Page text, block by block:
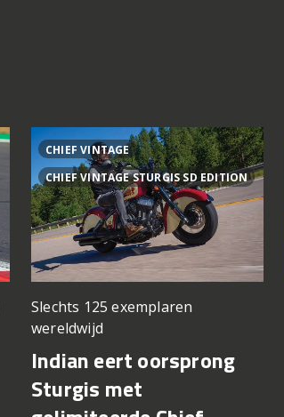
CHIEF VINTAGE
CHIEF VINTAGE STURGIS SD EDITION
Slechts 125 exemplaren
wereldwijd
Indian eert oorsprong
Sturgis met